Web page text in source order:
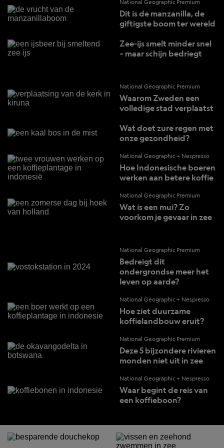
National Geographic Premium
Dit is de manzanilla, de
giftigste boom ter wereld
Zee-ijs smelt minder snel
– maar schijn bedriegt
National Geographic Premium
Waarom Zweden een
volledige stad verplaatst
Wat doet zure regen met
onze gezondheid?
National Geographic + Nespresso
Hoe Indonesische boeren
werken aan betere koffie
National Geographic Premium
Wat is een mui? Zo
voorkom je gevaar in zee
National Geographic Premium
Bedreigt dit
ondergrondse meer het
leven op aarde?
National Geographic + Nespresso
Hoe ziet duurzame
koffielandbouw eruit?
National Geographic Premium
Deze 5 bijzondere rivieren
monden niet uit in zee
National Geographic + Nespresso
Waar begint de reis van
een koffieboon?